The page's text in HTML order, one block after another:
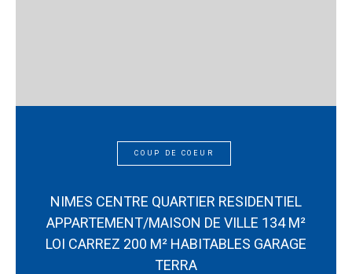
COUP DE COEUR
NIMES CENTRE QUARTIER RESIDENTIEL
APPARTEMENT/MAISON DE VILLE 134 M²
LOI CARREZ 200 M² HABITABLES GARAGE
TERRA